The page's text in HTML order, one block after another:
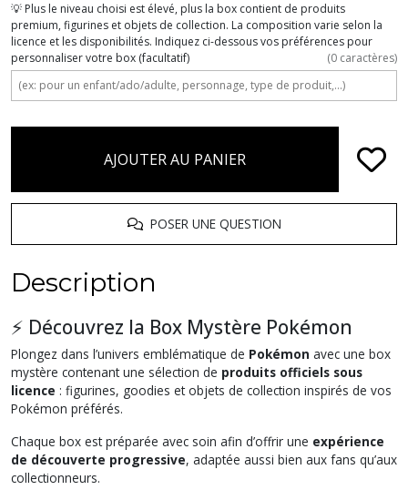
💡 Plus le niveau choisi est élevé, plus la box contient de produits
premium, figurines et objets de collection. La composition varie selon la
licence et les disponibilités. Indiquez ci-dessous vos préférences pour
personnaliser votre box (facultatif) (0 caractères)
AJOUTER AU PANIER
POSER UNE QUESTION
Description
⚡ Découvrez la Box Mystère Pokémon
Plongez dans l’univers emblématique de Pokémon avec une box
mystère contenant une sélection de produits officiels sous
licence : figurines, goodies et objets de collection inspirés de vos
Pokémon préférés.
Chaque box est préparée avec soin afin d’offrir une expérience
de découverte progressive, adaptée aussi bien aux fans qu’aux
collectionneurs.